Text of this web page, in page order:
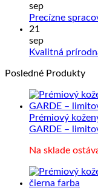
sep
Precízne
21
sep
Kvalitná
Posledné Produkty
Prémiový
GARDE –
Na sklade